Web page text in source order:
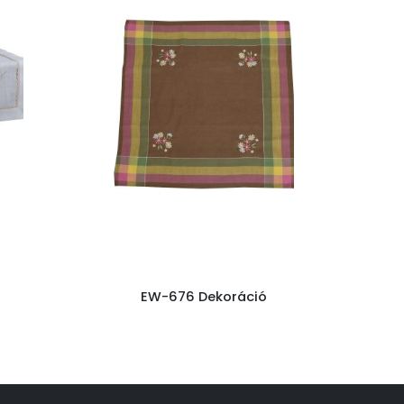
EW-676 Dekoráció